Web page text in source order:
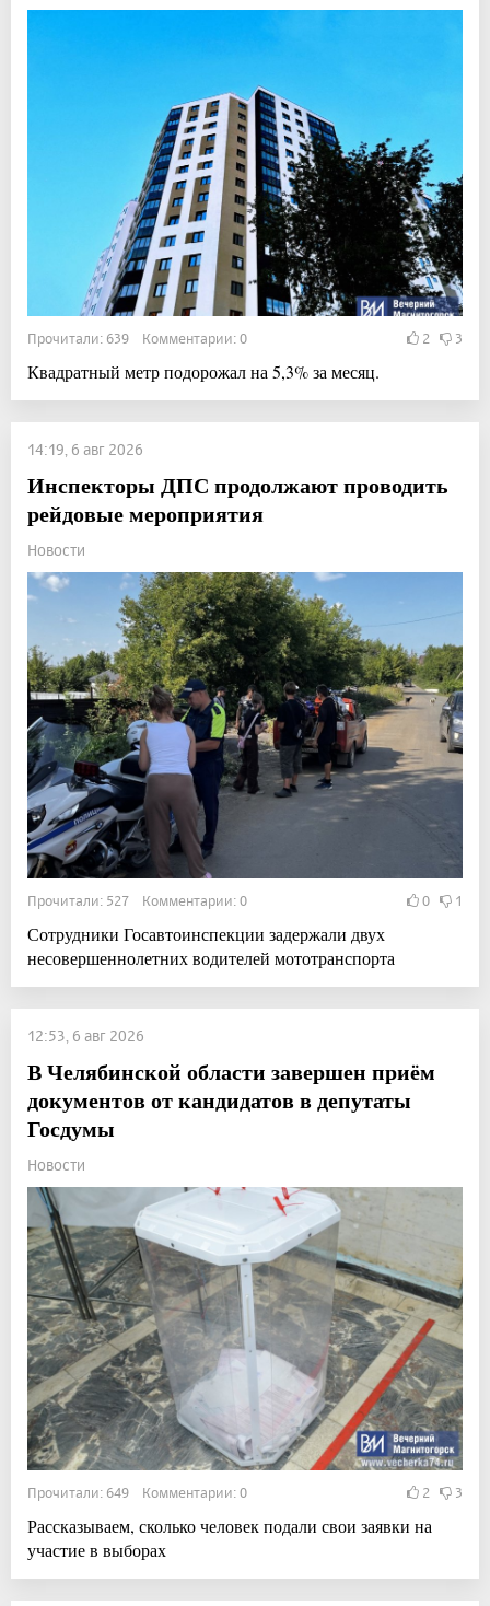
Прочитали: 639 Комментарии: 0 2 3
Квадратный метр подорожал на 5,3% за месяц.
14:19, 6 авг 2026
Инспекторы ДПС продолжают проводить
рейдовые мероприятия
Новости
Прочитали: 527 Комментарии: 0 0 1
Сотрудники Госавтоинспекции задержали двух
несовершеннолетних водителей мототранспорта
12:53, 6 авг 2026
В Челябинской области завершен приём
документов от кандидатов в депутаты
Госдумы
Новости
Прочитали: 649 Комментарии: 0 2 3
Рассказываем, сколько человек подали свои заявки на
участие в выборах